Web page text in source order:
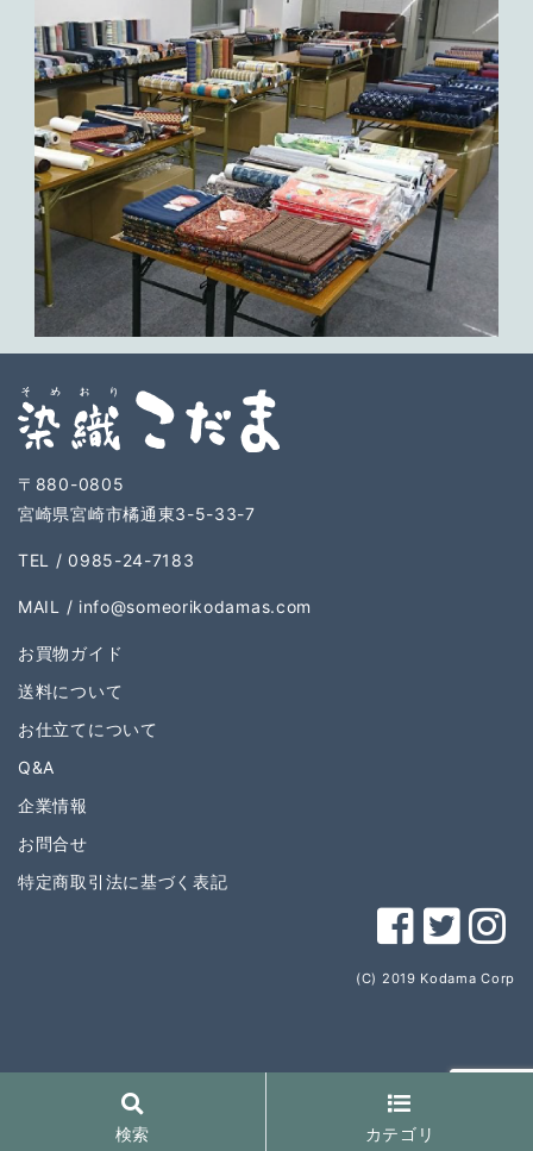
〒880-0805
宮崎県宮崎市橘通東3-5-33-7
TEL / 0985-24-7183
MAIL / info@someorikodamas.com
お買物ガイド
送料について
お仕立てについて
Q&A
企業情報
お問合せ
特定商取引法に基づく表記
(C) 2019 Kodama Corp
検索 カテゴリ